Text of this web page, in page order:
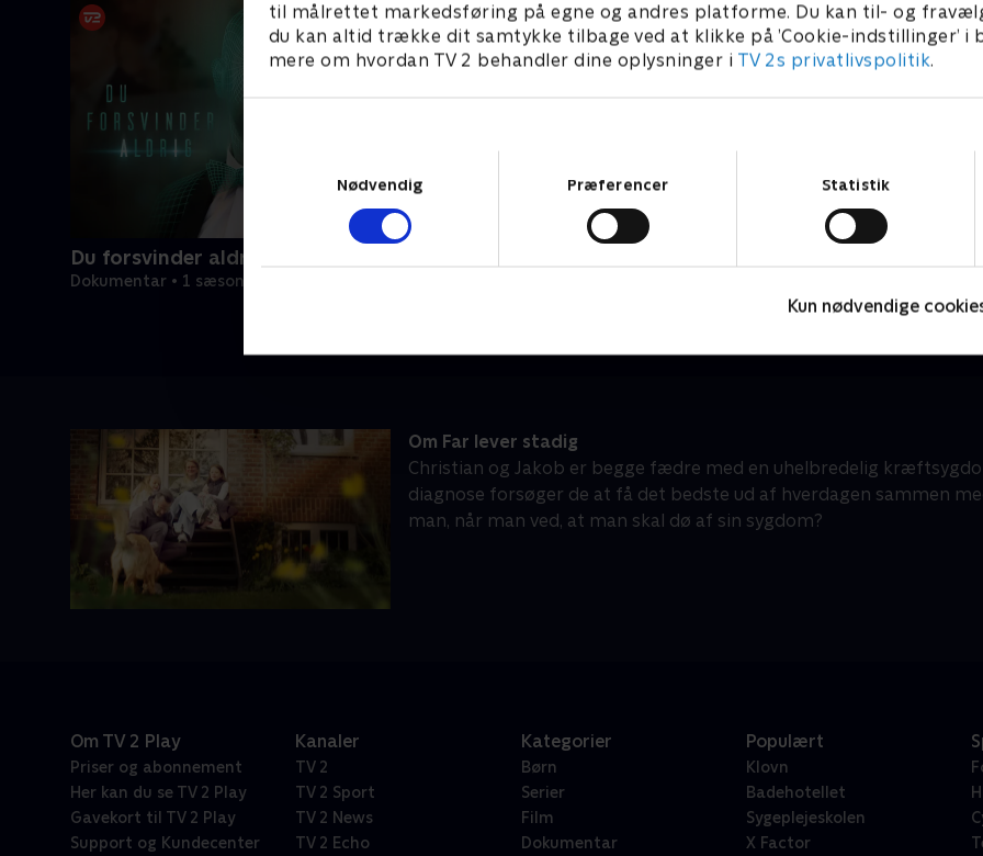
til målrettet markedsføring på egne og andres platforme. Du kan til- og
du kan altid trække dit samtykke tilbage ved at klikke på ’Cookie-indstillinger’ i
mere om hvordan TV 2 behandler dine oplysninger i TV 2s privatlivspolitik.
Nødvendig
Præferencer Statistik
Kun nødvendige
Du forsvinder aldrig
Dokumentar • 1 sæsoner
Om Far lever stadig
Christian og Jakob er begge fædre med en uhelbredelig
diagnose forsøger de at få det bedste ud af hverdagen sammen
man, når man ved, at man skal dø af sin sygdom?
Om TV 2 Play
Priser og abonnement
Her kan du se TV 2 Play
Gavekort til TV 2 Play
Support og Kundecenter
Kanaler
TV 2
TV 2 Sport
TV 2 News
TV 2 Echo
Kategorier
Børn
Serier
Film
Dokumentar
Populært
Klovn
Badehotellet
Sygeplejeskolen
X Factor